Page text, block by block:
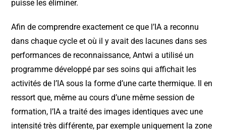
puisse les éliminer.
Afin de comprendre exactement ce que l’IA a reconnu
dans chaque cycle et où il y avait des lacunes dans ses
performances de reconnaissance, Antwi a utilisé un
programme développé par ses soins qui affichait les
activités de l’IA sous la forme d’une carte thermique. Il en
ressort que, même au cours d’une même session de
formation, l’IA a traité des images identiques avec une
intensité très différente, par exemple uniquement la zone